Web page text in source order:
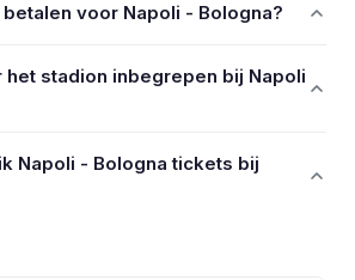
voor Napoli - Bologna?
het stadion inbegrepen bij Napoli
Napoli - Bologna tickets bij